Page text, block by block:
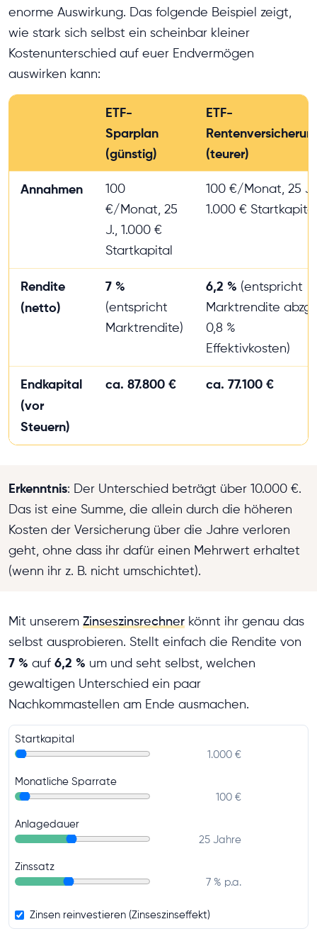
enorme Auswirkung. Das folgende Beispiel zeigt,
wie stark sich selbst ein scheinbar kleiner
Kostenunterschied auf euer Endvermögen
auswirken kann:
ETF-
Sparplan
(günstig)
ETF-
(teurer)
Annahmen
100
€/Monat, 25
J., 1.000 €
Startkapital
100 €/Monat, 25 J.,
1.000 € Startkapital
Rendite
(netto)
7 %
(entspricht
Marktrendite)
6,2 % (entspricht
Marktrendite abzgl.
0,8 %
Effektivkosten)
Endkapital
(vor
Steuern)
ca. 87.800 € ca. 77.100 €
Erkenntnis: Der Unterschied beträgt über 10.000 €.
Das ist eine Summe, die allein durch die höheren
Kosten der Versicherung über die Jahre verloren
geht, ohne dass ihr dafür einen Mehrwert erhaltet
(wenn ihr z. B. nicht umschichtet).
Mit unserem Zinseszinsrechner könnt ihr genau das
selbst ausprobieren. Stellt einfach die Rendite von
7 % auf 6,2 % um und seht selbst, welchen
gewaltigen Unterschied ein paar
Nachkommastellen am Ende ausmachen.
Startkapital
1.000 €
Monatliche Sparrate
100 €
Anlagedauer
25 Jahre
Zinssatz
7 % p.a.
Zinsen reinvestieren (Zinseszinseffekt)